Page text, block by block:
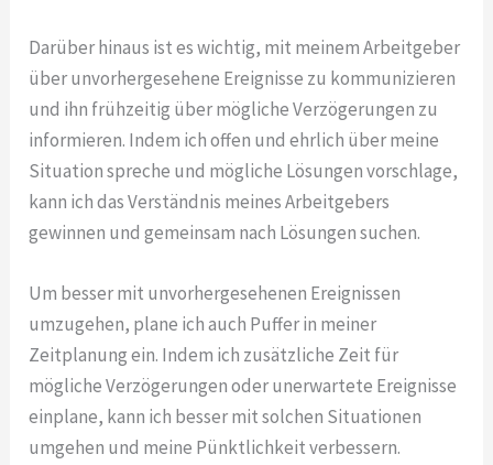
Darüber hinaus ist es wichtig, mit meinem Arbeitgeber
über unvorhergesehene Ereignisse zu kommunizieren
und ihn frühzeitig über mögliche Verzögerungen zu
informieren. Indem ich offen und ehrlich über meine
Situation spreche und mögliche Lösungen vorschlage,
kann ich das Verständnis meines Arbeitgebers
gewinnen und gemeinsam nach Lösungen suchen.
Um besser mit unvorhergesehenen Ereignissen
umzugehen, plane ich auch Puffer in meiner
Zeitplanung ein. Indem ich zusätzliche Zeit für
mögliche Verzögerungen oder unerwartete Ereignisse
einplane, kann ich besser mit solchen Situationen
umgehen und meine Pünktlichkeit verbessern.